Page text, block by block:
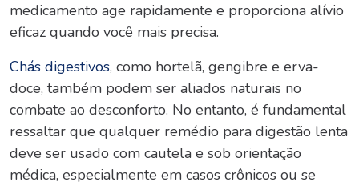
medicamento age rapidamente e proporciona alívio
eficaz quando você mais precisa.
Chás digestivos, como hortelã, gengibre e erva-
doce, também podem ser aliados naturais no
combate ao desconforto. No entanto, é fundamental
ressaltar que qualquer remédio para digestão lenta
deve ser usado com cautela e sob orientação
médica, especialmente em casos crônicos ou se